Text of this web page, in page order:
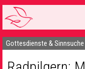
Startseite
1 Pfarrei
Gottesdienste & Sinnsuche